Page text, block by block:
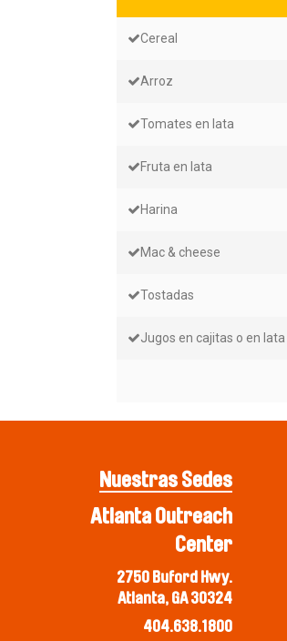
Cereal
Arroz
Tomates en lata
Fruta en lata
Harina
Mac & cheese
Tostadas
Jugos en cajitas o en lata
Nuestras Sedes
Atlanta Outreach
Center
2750 Buford Hwy.
Atlanta, GA 30324
404.638.1800